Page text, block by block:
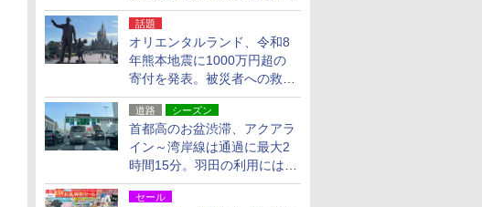
への迂回は料金調整を実施
話題
オリエンタルランド、令和8
年熊本地震に1000万円超の
寄付を発表。被災者への救援
活動・復旧支援
道路 シーズン
首都高のお盆渋滞、アクアラ
イン～湾岸線は通過に最大2
時間15分。羽田の利用には
「空港西出口」の利用検討を
セール